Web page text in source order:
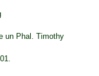
un Phal. Timothy